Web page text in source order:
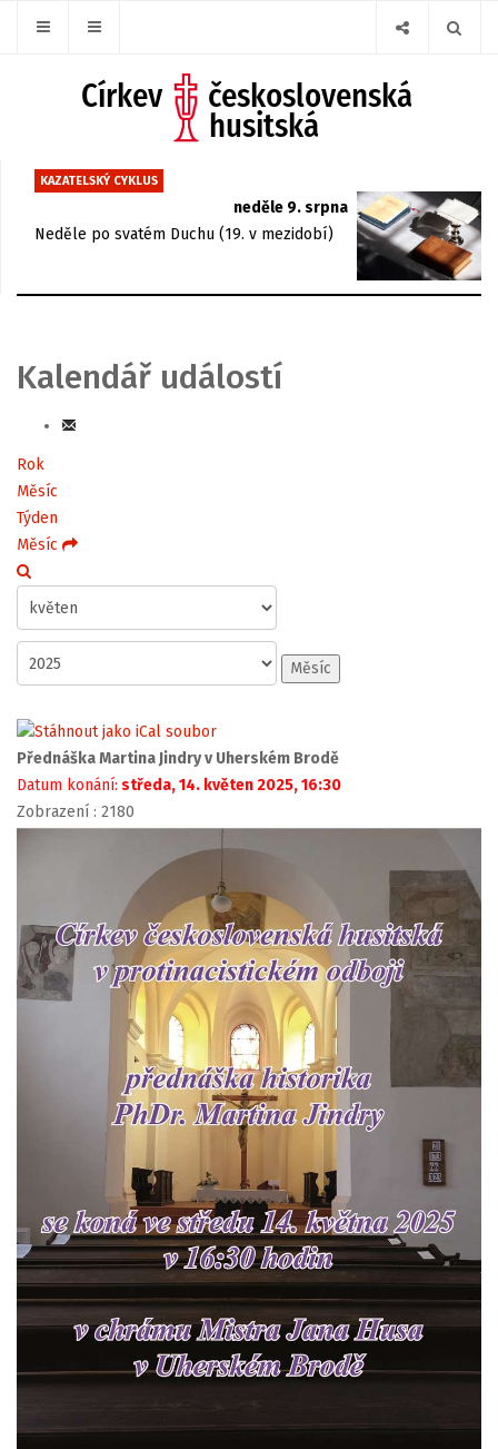
KAZATELSKÝ CYKLUS
neděle 9. srpna
Neděle po svatém Duchu (19. v mezidobí)
Kalendář událostí
Rok
Měsíc
Týden
Měsíc
Měsíc
Přednáška Martina Jindry v Uherském Brodě
Datum konání: středa, 14. květen 2025, 16:30
Zobrazení : 2180